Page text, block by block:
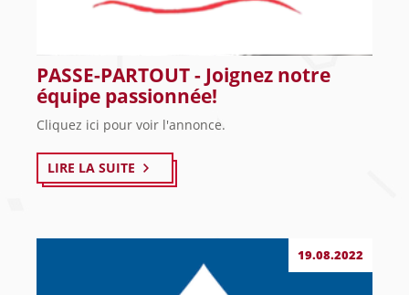
PASSE-PARTOUT - Joignez notre
équipe passionnée!
Cliquez ici pour voir l'annonce.
LIRE LA SUITE
19.08.2022